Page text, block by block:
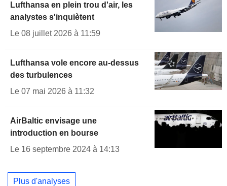
Lufthansa en plein trou d'air, les
analystes s'inquiètent
Le 08 juillet 2026 à 11:59
Lufthansa vole encore au-dessus
des turbulences
Le 07 mai 2026 à 11:32
AirBaltic envisage une
introduction en bourse
Le 16 septembre 2024 à 14:13
Plus d'analyses